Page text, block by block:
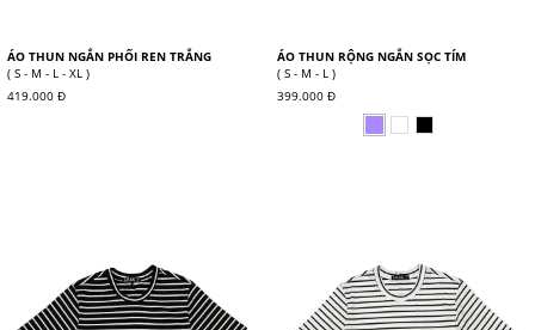
ÁO THUN NGẮN PHỐI REN TRẮNG
( S - M - L - XL )
419.000 Đ
ÁO THUN RỘNG NGẮN SỌC TÍM
( S - M - L )
399.000 Đ